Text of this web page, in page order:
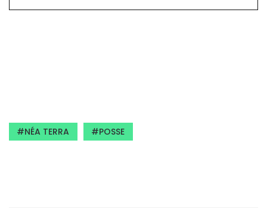
NÉA TERRA POSSE